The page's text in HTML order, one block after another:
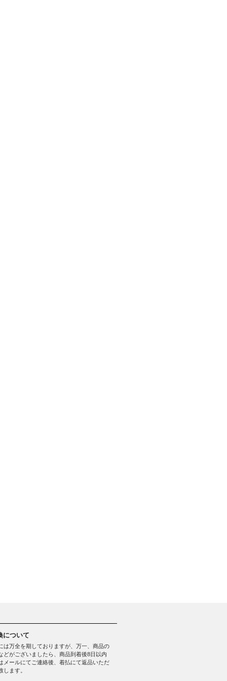
について
は万全を期しておりますが、万一、商品の
どがございましたら、商品到着後8日以内
メールにてご連絡後、着払にて返品いただ
します。